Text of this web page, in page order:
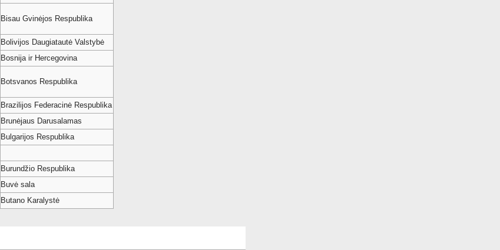
Bisau Gvinėjos Respublika
Bolivijos Daugiatautė Valstybė
Bosnija ir Hercegovina
Botsvanos Respublika
Brazilijos Federacinė Respublika
Brunėjaus Darusalamas
Bulgarijos Respublika
Burundžio Respublika
Buvė sala
Butano Karalystė